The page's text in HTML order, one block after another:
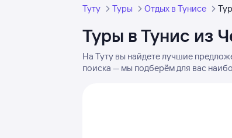
Туту Туры Отдых в Тунисе
Туры в Тунис из
На Туту вы найдете лучшие
поиска — мы подберём для вас